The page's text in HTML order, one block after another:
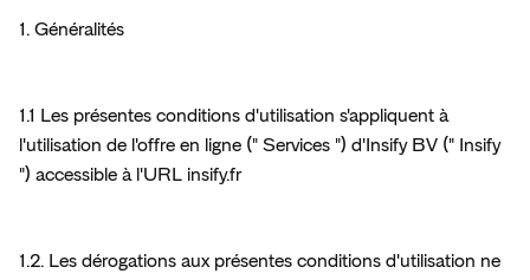
1. Généralités
1.1 Les présentes conditions d'utilisation s'appliquent à
l'utilisation de l'offre en ligne (" Services ") d'Insify BV (" Insify
") accessible à l'URL insify.fr
1.2. Les dérogations aux présentes conditions d'utilisation ne